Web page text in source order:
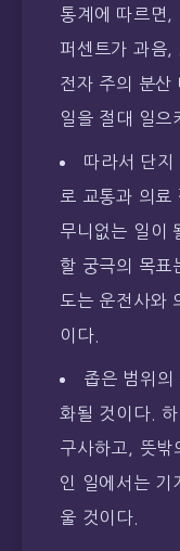
통계에 따르면,
퍼센트가 과음
전자 주의 분산
일을 절대 일으
따라서 단지
로 교통과 의료
무니없는 일이
할 궁극의 목표
도는 운전사와
이다.
좁은 범위의
화될 것이다.
구사하고, 뜻밖
인 일에서는 기
울 것이다.